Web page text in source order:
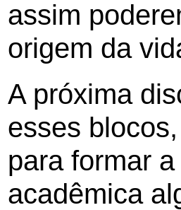
assim
origem da
A próxima
esses
para formar
acadêmica